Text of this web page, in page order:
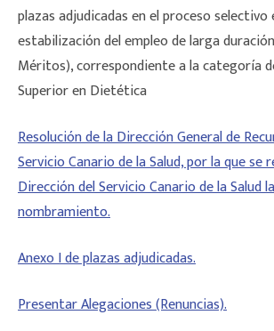
plazas adjudicadas en el proceso selectivo
estabilización del empleo de larga
Méritos), correspondiente a la categoría
Superior en Dietética
Resolución de la Dirección General de
Servicio Canario de la Salud, por la que se
Dirección del Servicio Canario de la Salud
nombramiento.
Anexo I de plazas adjudicadas.
Presentar Alegaciones (Renuncias).